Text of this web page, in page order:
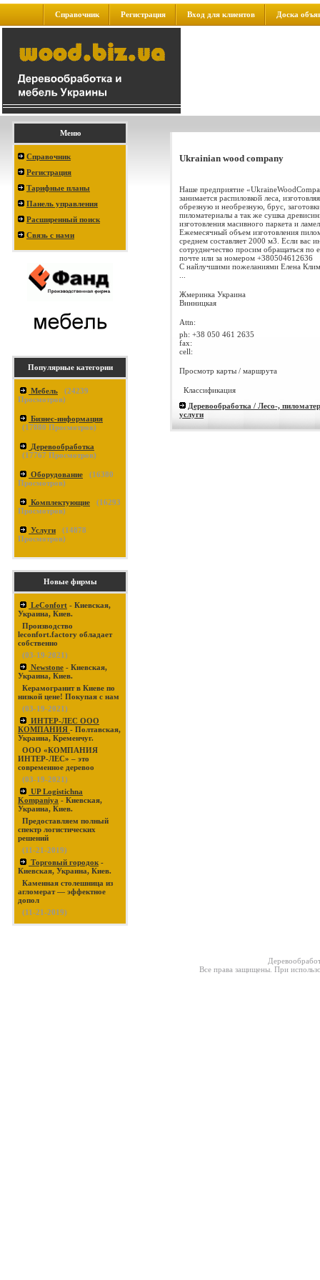
Справочник Регистрация Вход для клиентов Доска
Меню
Справочник
Регистрация
Тарифные планы
Панель управления
Расширенный поиск
Связь с нами
Популярные категории
Мебель (24239
Просмотров)
Бизнес-информация
(17880 Просмотров)
Деревообработка
(17767 Просмотров)
Оборудование (16380
Просмотров)
Комплектующие (16293
Просмотров)
Услуги (14878
Просмотров)
Новые фирмы
LeConfort - Киевская,
Украина, Киев.
Производство
leconfort.factory обладает
собственно
(03-19-2021)
Newstone - Киевская,
Украина, Киев.
Керамогранит в Киеве по
низкой цене! Покупая с нам
(03-19-2021)
ИНТЕР-ЛЕС ООО
КОМПАНИЯ - Полтавская,
Украина, Кременчуг.
ООО «КОМПАНИЯ
ИНТЕР-ЛЕС» – это
современное деревоо
(03-19-2021)
UP Logistichna
Kompaniya - Киевская,
Украина, Киев.
Предоставляем полный
спектр логистических
решений
(11-21-2019)
Торговый городок -
Киевская, Украина, Киев.
Каменная столешница из
агломерат — эффектное
допол
(11-21-2019)
Ukrainian wood company
Наше предприятие
занимается распиловкой леса,
обрезную и необрезную, брус,
пиломатериалы а так же сушка
изготовления масивного паркета и
Ежемесячный объем изготовления
среднем составляет 2000 м3. Если вас
сотруднечество просим обращаться по
почте или за номером +380504612636
С найлучшими пожеланиями Елена
Жмеринка Украина
Винницкая
Attn:
ph: +38 050 461 2635
fax:
cell:
Просмотр карты / маршрута
Классификация
Деревообработка / Лесо-,
услуги
Все права защищены. При